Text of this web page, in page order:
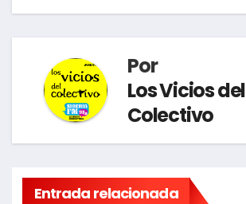
Por
Los Vicios del
Colectivo
Entrada relacionada